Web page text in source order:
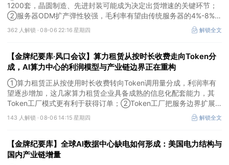
1200套，晶圆制造、先进封装可能成为决定出货增速的关键环节；
②服务器ODM扩产弹性较强，毛利率有望由传统服务器的4%-8%提
升至10%-15%，这两家公司占据整机市场的核心份额；③国产交换
芯片已经由送样验证逐步进入小批量应用，中低速率产品替代有望加
362 人解锁 ·08-06 22:16 星期四 解锁全文
【金牌纪要库·风口会议】算力租赁从按时长收费走向Token分
成，AI算力中心的利润模型与产业链边界正在重构
①算力租赁正从按使用时长收费转向Token调用量分成，利润率有
望逐步增加，这几家算力租赁企业具备成熟的信息化配套能力，其
Token工厂模式更有利于获得订单；②Token工厂把服务边界扩展
至调度、模型适配、计费和安全，这类具备网络安全配套和底层模型
适配业务的企业也会受益Token工厂建设；③高端训练卡仍受供给
143 人解锁 ·08-06 14:15 星期四 解锁全文
【金牌纪要库】全球AI数据中心缺电如何形成：美国电力结构与
国内产业链增量